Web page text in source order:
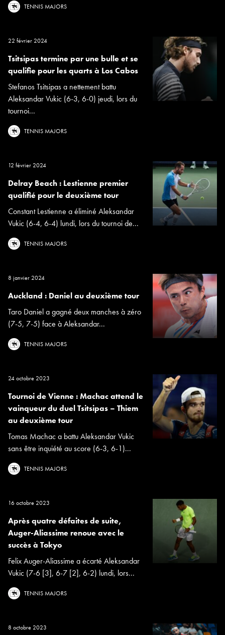
TENNIS MAJORS
22 février 2024
Tsitsipas termine par une bulle et se
qualifie pour les quarts à Los Cabos
Stefanos Tsitsipas a nettement battu
Aleksandar Vukic (6-3, 6-0) jeudi, lors du
tournoi...
TENNIS MAJORS
12 février 2024
Delray Beach : Lestienne premier
qualifié pour le deuxième tour
Constant Lestienne a éliminé Aleksandar
Vukic (6-4, 6-4) lundi, lors du tournoi de...
TENNIS MAJORS
8 janvier 2024
Auckland : Daniel au deuxième tour
Taro Daniel a gagné deux manches à zéro
(7-5, 7-5) face à Aleksandar...
TENNIS MAJORS
24 octobre 2023
Tournoi de Vienne : Machac attend le
vainqueur du duel Tsitsipas – Thiem
au deuxième tour
Tomas Machac a battu Aleksandar Vukic
sans être inquiété au score (6-3, 6-1)...
TENNIS MAJORS
16 octobre 2023
Après quatre défaites de suite,
Auger-Aliassime renoue avec le
succès à Tokyo
Felix Auger-Aliassime a écarté Aleksandar
Vukic (7-6 [3], 6-7 [2], 6-2) lundi, lors...
TENNIS MAJORS
8 octobre 2023